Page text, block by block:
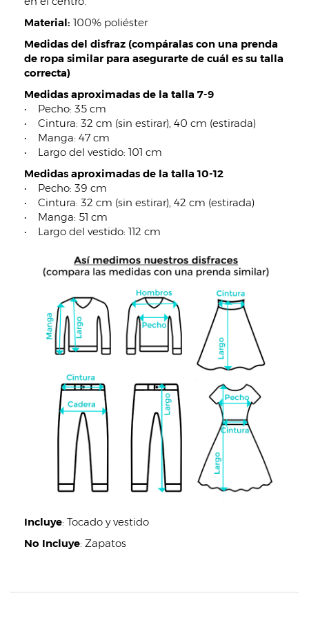
Material: 100% poliéster
Medidas del disfraz (compáralas con una prenda
de ropa similar para asegurarte de cuál es su talla
correcta)
Medidas aproximadas de la talla 7-9
• Pecho: 35 cm
• Cintura: 32 cm (sin estirar), 40 cm (estirada)
• Manga: 47 cm
• Largo del vestido: 101 cm
Medidas aproximadas de la talla 10-12
• Pecho: 39 cm
• Cintura: 32 cm (sin estirar), 42 cm (estirada)
• Manga: 51 cm
• Largo del vestido: 112 cm
Incluye: Tocado y vestido
No Incluye: Zapatos